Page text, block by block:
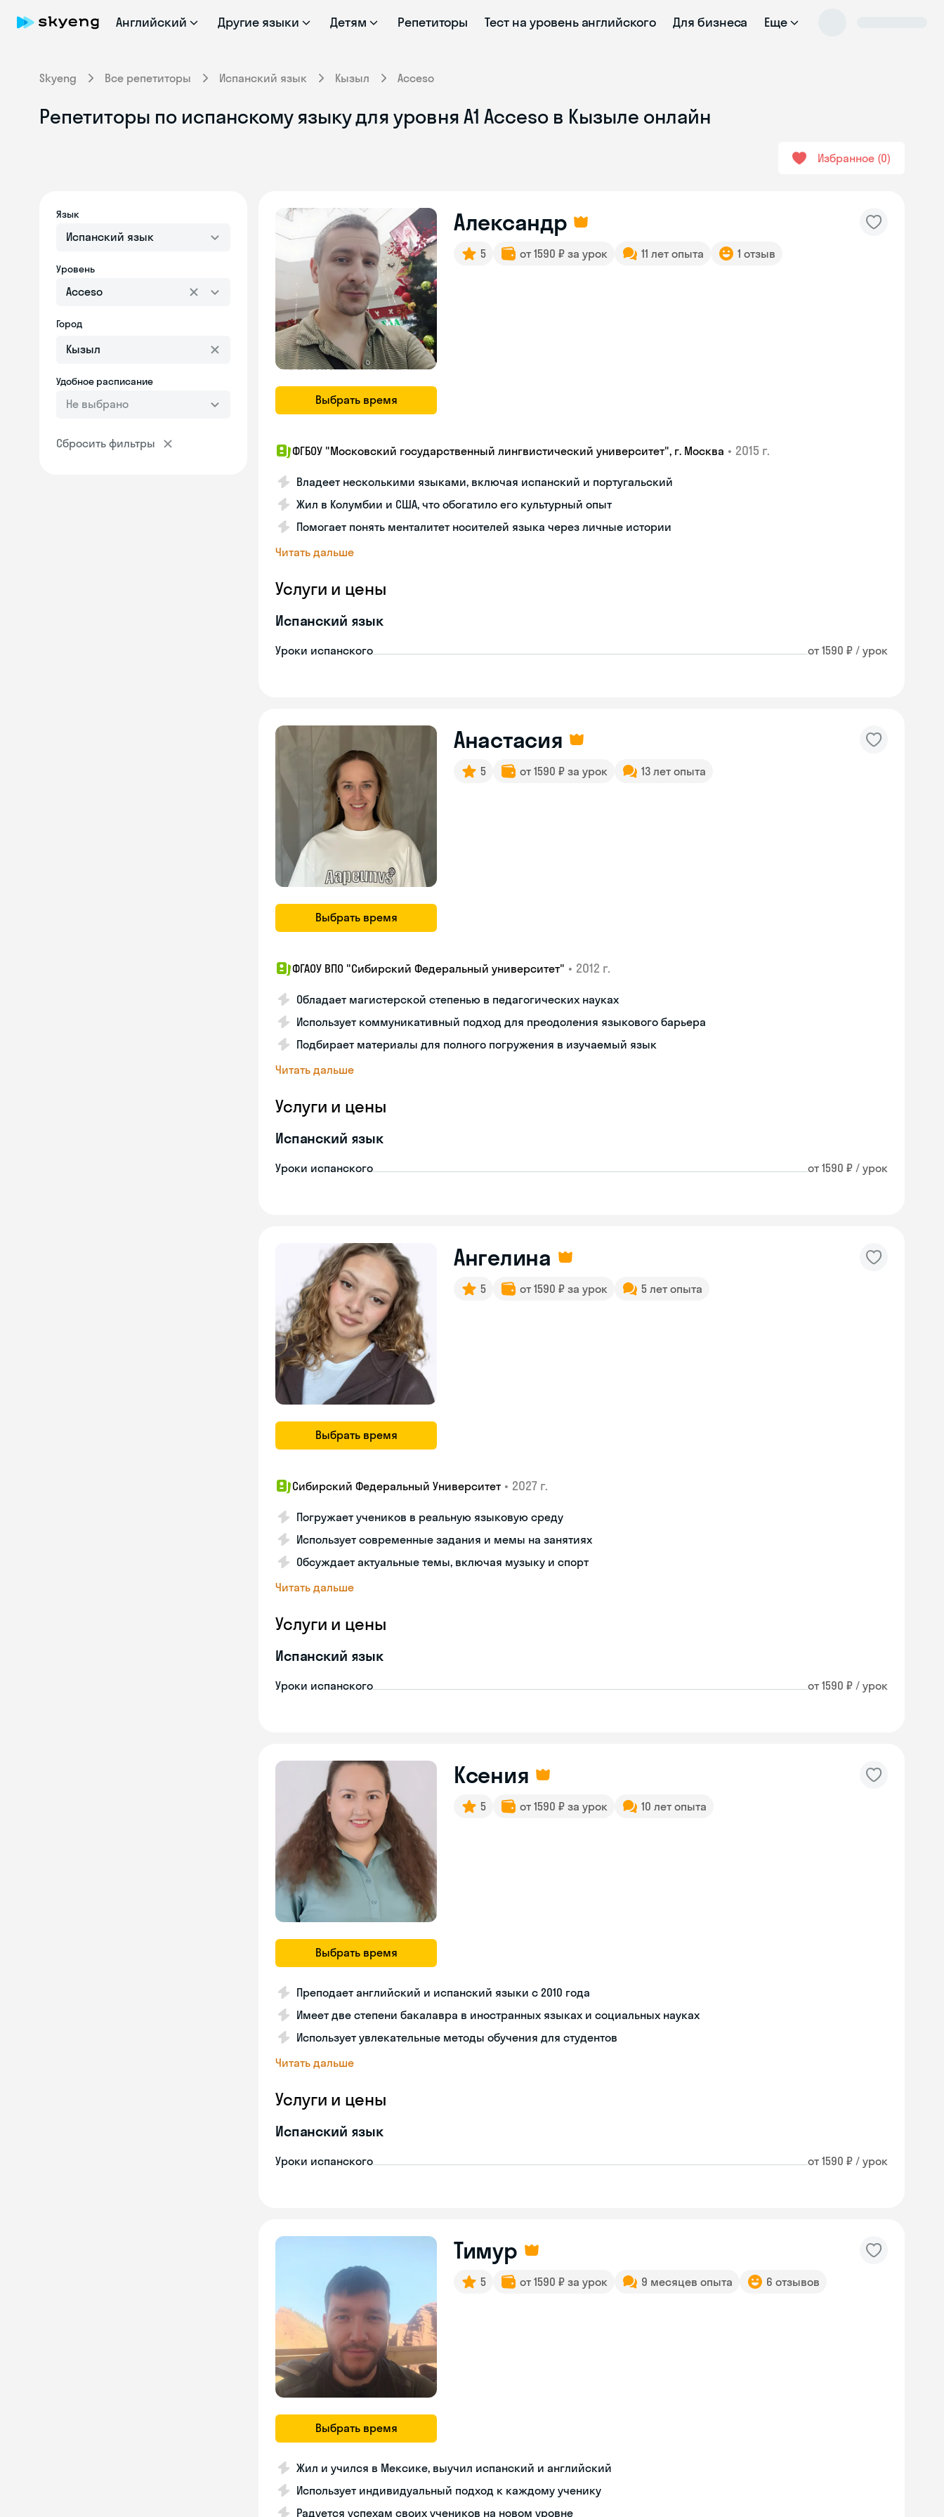
Английский Другие языки Детям Репетиторы Тест на уровень английского Для бизнеса Еще
Skyeng Все репетиторы Испанский язык Кызыл Acceso
Репетиторы по испанскому языку для уровня A1 Acceso в Кызыле онлайн
Избранное 0
Язык
Испанский язык
Уровень
Acceso
Город
Удобное расписание
Не выбрано
Сбросить фильтры
Выбрать время
Александр
5 от 1590 ₽ за урок 11 лет опыта 1 отзыв
ФГБОУ "Московский государственный лингвистический университет", г. Москва • 2015 г.
Владеет несколькими языками, включая испанский и португальский
Жил в Колумбии и США, что обогатило его культурный опыт
Помогает понять менталитет носителей языка через личные истории
Читать дальше
Услуги и цены
Испанский язык
Уроки испанского от 1590 ₽ / урок
Выбрать время
Анастасия
5 от 1590 ₽ за урок 13 лет опыта
ФГАОУ ВПО "Сибирский Федеральный университет" • 2012 г.
Обладает магистерской степенью в педагогических науках
Использует коммуникативный подход для преодоления языкового барьера
Подбирает материалы для полного погружения в изучаемый язык
Читать дальше
Услуги и цены
Испанский язык
Уроки испанского от 1590 ₽ / урок
Выбрать время
Ангелина
5 от 1590 ₽ за урок 5 лет опыта
Сибирский Федеральный Университет • 2027 г.
Погружает учеников в реальную языковую среду
Использует современные задания и мемы на занятиях
Обсуждает актуальные темы, включая музыку и спорт
Читать дальше
Услуги и цены
Испанский язык
Уроки испанского от 1590 ₽ / урок
Выбрать время
Ксения
5 от 1590 ₽ за урок 10 лет опыта
Преподает английский и испанский языки с 2010 года
Имеет две степени бакалавра в иностранных языках и социальных науках
Использует увлекательные методы обучения для студентов
Читать дальше
Услуги и цены
Испанский язык
Уроки испанского от 1590 ₽ / урок
Выбрать время
Тимур
5 от 1590 ₽ за урок 9 месяцев опыта 6 отзывов
Жил и учился в Мексике, выучил испанский и английский
Использует индивидуальный подход к каждому ученику
Радуется успехам своих учеников на новом уровне